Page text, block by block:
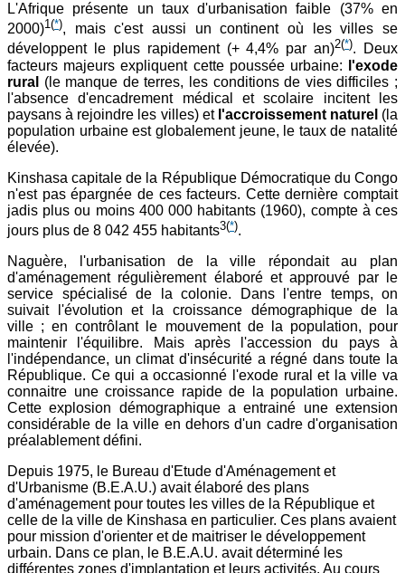
L'Afrique présente un taux d'urbanisation faible (37% en
2000)1(*), mais c'est aussi un continent où les villes se
développent le plus rapidement (+ 4,4% par an)2(*). Deux
facteurs majeurs expliquent cette poussée urbaine:
l'exode
rural
(le manque de terres, les conditions de vies difficiles ;
l'absence d'encadrement médical et scolaire incitent les
paysans à rejoindre les villes) et l'accroissement naturel (la
population urbaine est globalement jeune, le taux de natalité
élevée).
Kinshasa capitale de la République Démocratique du Congo
n'est pas épargnée de ces facteurs. Cette dernière comptait
jadis plus ou moins 400 000 habitants (1960), compte à ces
jours plus de 8 042 455 habitants3(*).
Naguère, l'urbanisation de la ville répondait au plan
d'aménagement régulièrement élaboré et approuvé par le
service spécialisé de la colonie. Dans l'entre temps, on
suivait l'évolution et la croissance démographique de la
ville ; en contrôlant le mouvement de la population, pour
maintenir l'équilibre. Mais après l'accession du pays à
l'indépendance, un climat d'insécurité a régné dans toute la
République. Ce qui a occasionné l'exode rural et la ville va
connaitre une croissance rapide de la population urbaine.
Cette explosion démographique a entrainé une extension
considérable de la ville en dehors d'un cadre d'organisation
préalablement défini.
Depuis 1975, le Bureau d'Etude d'Aménagement et
d'Urbanisme (B.E.A.U.) avait élaboré des plans
d'aménagement pour toutes les villes de la République et
celle de la ville de Kinshasa en particulier. Ces plans avaient
pour mission d'orienter et de maitriser le développement
urbain. Dans ce plan, le B.E.A.U. avait déterminé les
différentes zones d'implantation et leurs activités. Au cours